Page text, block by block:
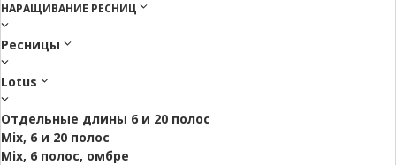
НАРАЩИВАНИЕ РЕСНИЦ
Ресницы
Lotus
Отдельные длины 6 и 20 полос
Mix, 6 и 20 полос
Mix, 6 полос, омбре